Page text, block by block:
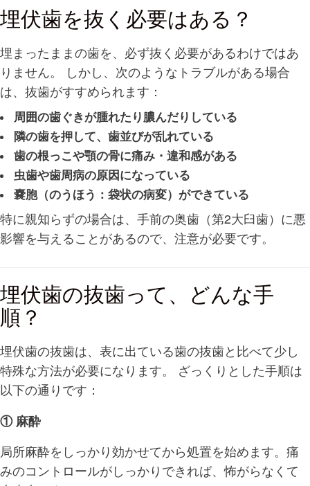
埋伏歯を抜く必要はある？
埋まったままの歯を、必ず抜く必要があるわけではあ
りません。 しかし、次のようなトラブルがある場合
は、抜歯がすすめられます：
周囲の歯ぐきが腫れたり膿んだりしている
隣の歯を押して、歯並びが乱れている
歯の根っこや顎の骨に痛み・違和感がある
虫歯や歯周病の原因になっている
嚢胞（のうほう：袋状の病変）ができている
特に親知らずの場合は、手前の奥歯（第2大臼歯）に悪
影響を与えることがあるので、注意が必要です。
埋伏歯の抜歯って、どんな手
順？
埋伏歯の抜歯は、表に出ている歯の抜歯と比べて少し
特殊な方法が必要になります。 ざっくりとした手順は
以下の通りです：
① 麻酔
局所麻酔をしっかり効かせてから処置を始めます。痛
みのコントロールがしっかりできれば、怖がらなくて